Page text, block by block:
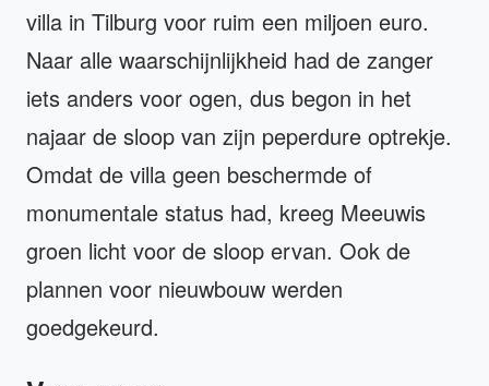
villa in Tilburg voor ruim een miljoen euro.
Naar alle waarschijnlijkheid had de zanger
iets anders voor ogen, dus begon in het
najaar de sloop van zijn peperdure optrekje.
Omdat de villa geen beschermde of
monumentale status had, kreeg Meeuwis
groen licht voor de sloop ervan. Ook de
plannen voor nieuwbouw werden
goedgekeurd.